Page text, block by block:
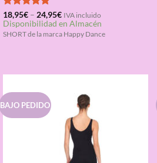
Valorado
con5.00
de 5
18,95€– 24,95€ IVA incluido
Disponibilidad en Almacén
SHORT de la marca Happy Dance
BAJO PEDIDO